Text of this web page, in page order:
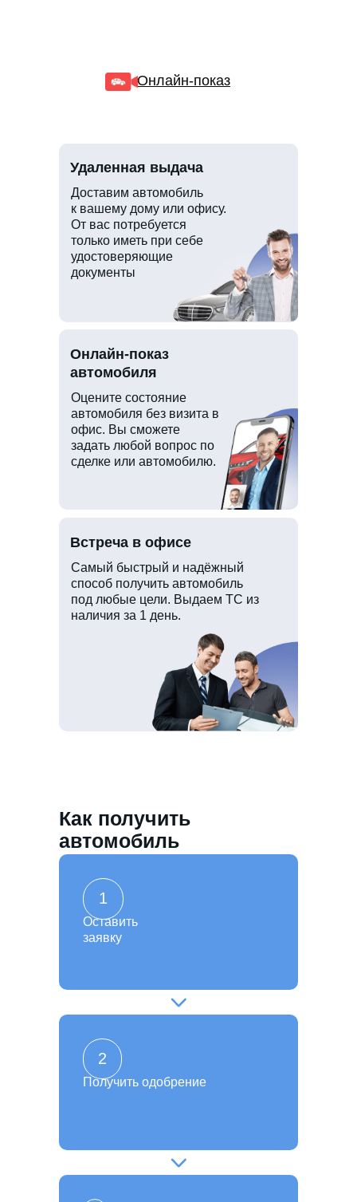
Онлайн-показ
Доставим автомобиль
к вашему дому или офису.
От вас потребуется
только иметь при себе
удостоверяющие
документы
Оцените состояние
автомобиля без визита в
офис. Вы сможете
задать любой вопрос по
сделке или автомобилю.
Самый быстрый и надёжный
способ получить автомобиль
под любые цели. Выдаем ТС из
наличия за 1 день.
Удаленная выдача
Онлайн-показ
автомобиля
Встреча в офисе
Как получить
автомобиль
Получить одобрение
2
Оставить
заявку
1